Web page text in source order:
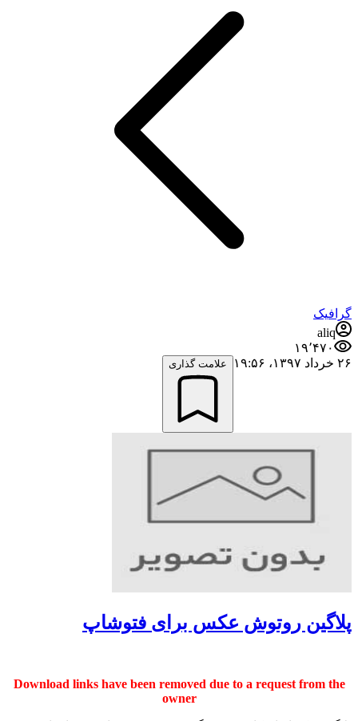
گرافیک
aliq
۱۹٬۴۷۰
۲۶ خرداد ۱۳۹۷،‏ ۱۹:۵۶
علامت گذاری
پلاگین روتوش عکس برای فتوشاپ
Download links have been removed due to a request from the
owner